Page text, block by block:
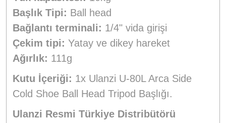
Başlık Tipi: Ball head
Bağlantı terminali: 1/4" vida girişi
Çekim tipi: Yatay ve dikey hareket
Ağırlık: 111g
Kutu İçeriği: 1x Ulanzi U-80L Arca Side
Cold Shoe Ball Head Tripod Başlığı.
Ulanzi Resmi Türkiye Distribütörü